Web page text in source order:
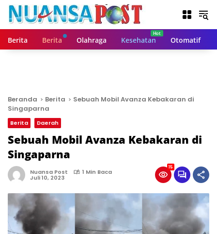
Berita Berita Olahraga Kesehatan Otomatif
Beranda Berita
Sebuah Mobil Avanza Kebakaran di
Singaparna
Berita Daerah
Sebuah Mobil Avanza Kebakaran di
Singaparna
Nuansa Post 1 Min Baca
Juli 10, 2023
15